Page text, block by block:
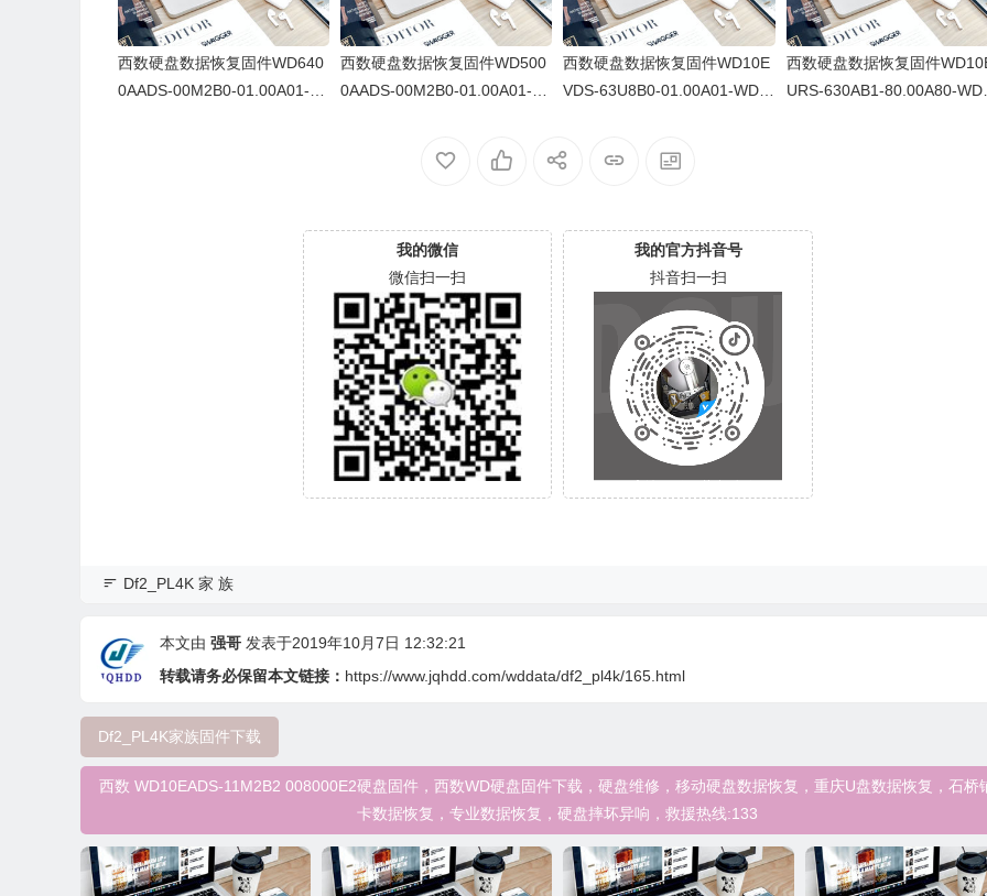
西数硬盘数据恢复固件WD640
0AADS-00M2B0-01.00A01-W
西数硬盘数据恢复固件WD500
0AADS-00M2B0-01.00A01-W
西数硬盘数据恢复固件WD10E
VDS-63U8B0-01.00A01-WD-
西数硬盘数据恢复固件
URS-630AB1-80.00A80-WD-
我的微信
微信扫一扫
我的官方抖音号
抖音扫一扫
Df2_PL4K 家 族
本文由 强哥 发表于2019年10月7日 12:32:21
转载请务必保留本文链接： https://www.jqhdd.com/wddata/df2_pl4k/165.html
Df2_PL4K家族固件下载
西数 WD10EADS-11M2B2 008000E2硬盘固件，西数WD硬盘固件下载，硬盘维修，移动硬盘数据恢复，重庆U盘数据恢复，石桥
卡数据恢复，专业数据恢复，硬盘摔坏异响，救援热线:133